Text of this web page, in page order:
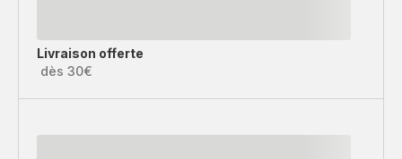
Livraison offerte
dès 30€